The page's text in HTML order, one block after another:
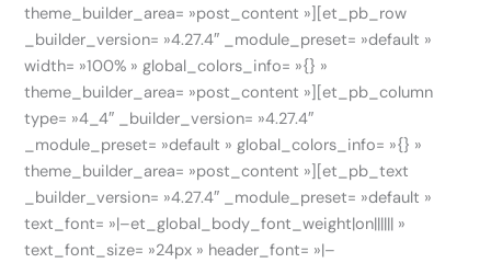
theme_builder_area= »post_content »][et_pb_row
_builder_version= »4.27.4″ _module_preset= »default »
width= »100% » global_colors_info= »{} »
theme_builder_area= »post_content »][et_pb_column
type= »4_4″ _builder_version= »4.27.4″
_module_preset= »default » global_colors_info= »{} »
theme_builder_area= »post_content »][et_pb_text
_builder_version= »4.27.4″ _module_preset= »default »
text_font= »|–et_global_body_font_weight|on|||||| »
text_font_size= »24px » header_font= »|–